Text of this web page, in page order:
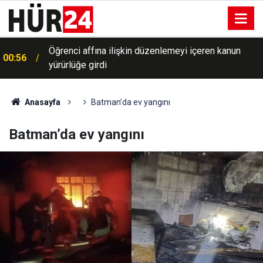
00:56
Öğrenci affına ilişkin düzenlemeyi içeren kanun
yürürlüğe girdi
Anasayfa Batman’da ev yangını
Batman’da ev yangını